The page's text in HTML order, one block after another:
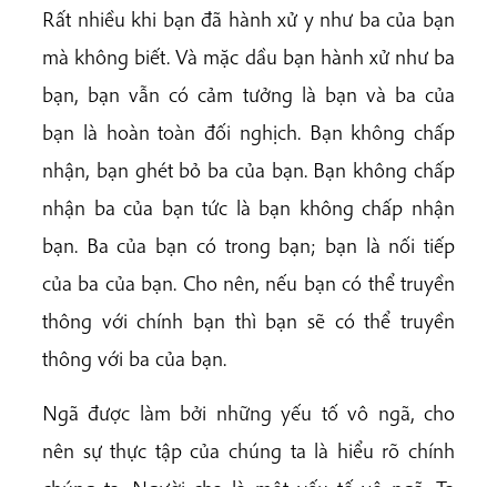
Rất nhiều khi bạn đã hành xử y như ba của bạn
mà không biết. Và mặc dầu bạn hành xử như ba
bạn, bạn vẫn có cảm tưởng là bạn và ba của
bạn là hoàn toàn đối nghịch. Bạn không chấp
nhận, bạn ghét bỏ ba của bạn. Bạn không chấp
nhận ba của bạn tức là bạn không chấp nhận
bạn. Ba của bạn có trong bạn; bạn là nối tiếp
của ba của bạn. Cho nên, nếu bạn có thể truyền
thông với chính bạn thì bạn sẽ có thể truyền
thông với ba của bạn.
Ngã được làm bởi những yếu tố vô ngã, cho
nên sự thực tập của chúng ta là hiểu rõ chính